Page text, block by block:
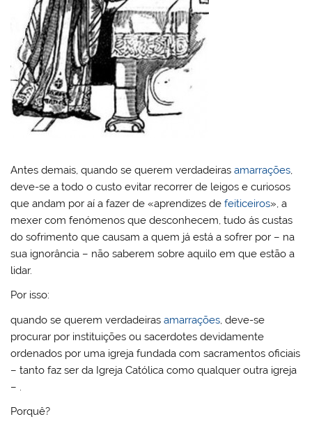
Antes demais, quando se querem verdadeirasamarrações,
deve-se a todo o custo evitar recorrer de leigos e curiosos
que andam por aí a fazer de «aprendizes defeiticeiros», a
mexer com fenómenos que desconhecem, tudo ás custas
do sofrimento que causam a quem já está a sofrer por – na
sua ignorância – não saberem sobre aquilo em que estão a
lidar.
Por isso:
quando se querem verdadeirasamarrações, deve-se
procurar por instituições ou sacerdotes devidamente
ordenados por uma igreja fundada com sacramentos oficiais
– tanto faz ser da Igreja Católica como qualquer outra igreja
– .
Porquê?